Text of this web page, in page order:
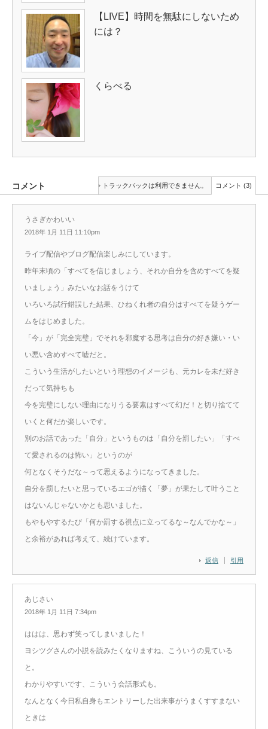
【LIVE】時間を無駄にしないため
には？
くらべる
コメント トラックバックは利用できません。 コメント (3)
うさぎかわいい
2018年 1月 11日 11:10pm
返信 引用
ライブ配信やブログ配信楽しみにしています。
昨年末頃の「すべてを信じましょう、それか自分を含めすべてを疑
いましょう」みたいなお話をうけて
いろいろ試行錯誤した結果、ひねくれ者の自分はすべてを疑うゲー
ムをはじめました。
「今」が「完全完璧」でそれを邪魔する思考は自分の好き嫌い・い
い悪い含めすべて嘘だと。
こういう生活がしたいという理想のイメージも、元カレを未だ好き
だって気持ちも
今を完璧にしない理由になりうる要素はすべて幻だ！と切り捨てて
いくと何だか楽しいです。
別のお話であった「自分」というものは「自分を罰したい」「すべ
て愛されるのは怖い」というのが
何となくそうだな～って思えるようになってきました。
自分を罰したいと思っているエゴが描く「夢」が果たして叶うこと
はないんじゃないかとも思いました。
もやもやするたび「何か罰する視点に立ってるな～なんでかな～」
と余裕があれば考えて、続けています。
あじさい
2018年 1月 11日 7:34pm
ははは、思わず笑ってしまいました！
ヨシツグさんの小説を読みたくなりますね、こういうの見ている
と。
わかりやすいです、こういう会話形式も。
なんとなく今日私自身もエントリーした出来事がうまくすすまない
ときは